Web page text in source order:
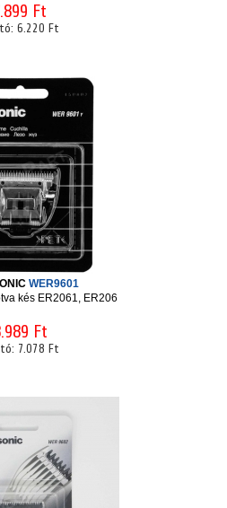
Ft
6.220 Ft
WER9601
kés ER2061, ER206
Ft
7.078 Ft